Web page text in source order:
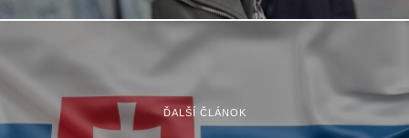
ĎALŠÍ ČLÁNOK